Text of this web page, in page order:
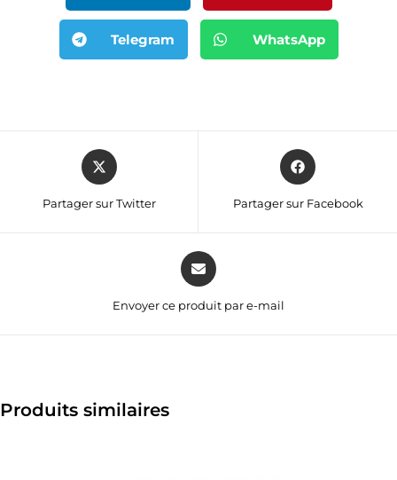
Telegram WhatsApp
Partager sur Twitter Partager sur Facebook
Envoyer ce produit par e-mail
Produits similaires